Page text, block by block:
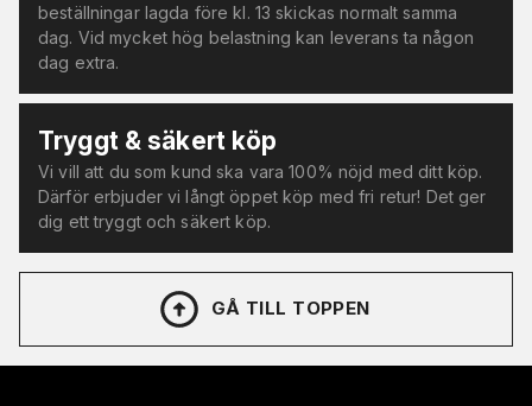
beställningar lagda före kl. 13 skickas normalt samma
dag. Vid mycket hög belastning kan leverans ta någon
dag extra.
Tryggt & säkert köp
Vi vill att du som kund ska vara 100% nöjd med ditt köp.
Därför erbjuder vi långt öppet köp med fri retur! Det ger
dig ett tryggt och säkert köp.
GÅ TILL TOPPEN